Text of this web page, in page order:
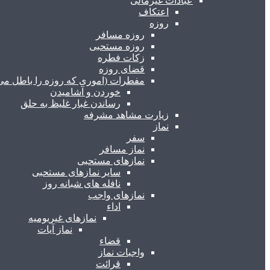
اعتکاف
روزه
روزه مسافر
روزه مستحبی
زکات فطره
قضای روزه
مفطرات (اموری که روزه را باطل
خوردن و آشامیدن
رساندن غبار غلیظ به حلق
زیارت مشاهد مشرفه
نماز
سفر
نماز مسافر
نمازهای مستحبی
سایر نمازهای مستحبی
نافله های شبانه روز
نمازهای واجب
اداء
نمازهای غیریومیه
نماز آیات
قضاء
واجبات نماز
قرائت